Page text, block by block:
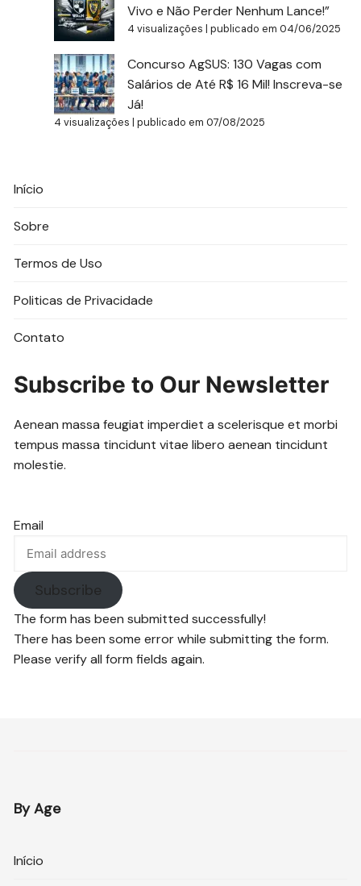
Vivo e Não Perder Nenhum Lance!”
4 visualizações |publicado em 04/06/2025
Concurso AgSUS: 130 Vagas com
Salários de Até R$ 16 Mil! Inscreva-se
Já!
4 visualizações |publicado em 07/08/2025
Início
Sobre
Termos de Uso
Politicas de Privacidade
Contato
Subscribe to Our Newsletter
Aenean massa feugiat imperdiet a scelerisque et morbi
tempus massa tincidunt vitae libero aenean tincidunt
molestie.
Email
Subscribe
The form has been submitted successfully!
There has been some error while submitting the form.
Please verify all form fields again.
By Age
Início